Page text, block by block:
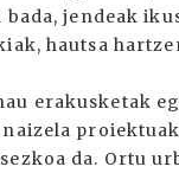
jendeak
hautsa
erakusketak
da. Ortu